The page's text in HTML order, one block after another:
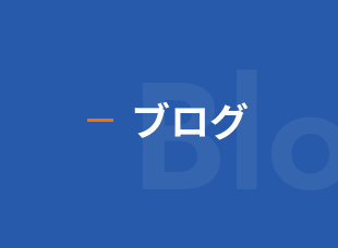
ブログ
Blog